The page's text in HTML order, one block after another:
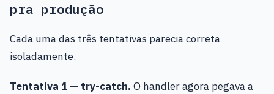
pra produção
Cada uma das três tentativas parecia correta
isoladamente.
Tentativa 1 — try-catch. O handler agora pegava a